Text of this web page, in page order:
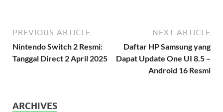
PREVIOUS ARTICLE
Nintendo Switch 2 Resmi:
Tanggal Direct 2 April 2025
NEXT ARTICLE
Daftar HP Samsung yang
Dapat Update One UI 8.5 –
Android 16 Resmi
ARCHIVES